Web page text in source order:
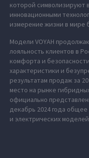
которой символизируют
инновационными
измерение жизни в мире
Модели VOYAH
лояльность клиентов в
комфорта и
характеристики и
результатам продаж за
место на рынке
официально
декабрь 2024 года
и электрических